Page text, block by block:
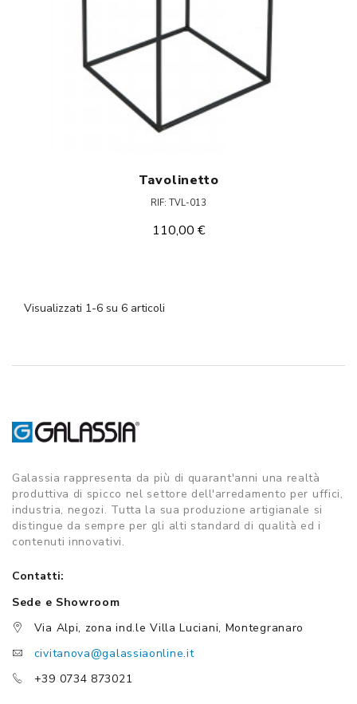
Tavolinetto
RIF: TVL-013
110,00 €
Visualizzati 1-6 su 6 articoli
Galassia rappresenta da più di quarant'anni una realtà
produttiva di spicco nel settore dell'arredamento per uffici,
industria, negozi. Tutta la sua produzione artigianale si
distingue da sempre per gli alti standard di qualità ed i
contenuti innovativi.
Contatti:
Sede e Showroom
Via Alpi, zona ind.le Villa Luciani, Montegranaro
civitanova@galassiaonline.it
+39 0734 873021